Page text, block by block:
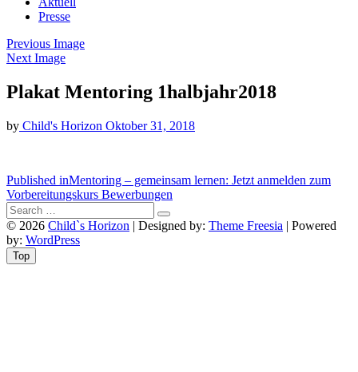
Presse
Previous Image
Next Image
Plakat Mentoring 1halbjahr2018
by Child's Horizon Oktober 31, 2018
Beitragsnavigation
Published inMentoring – gemeinsam lernen: Jetzt anmelden zum
Vorbereitungskurs Bewerbungen
© 2026 Child`s Horizon | Designed by: Theme Freesia | Powered
by: WordPress
Top